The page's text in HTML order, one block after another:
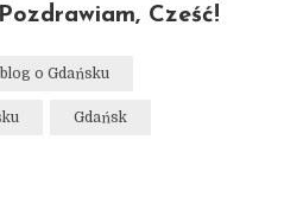
Cześć!
blog o Gdańsku
Gdańsk